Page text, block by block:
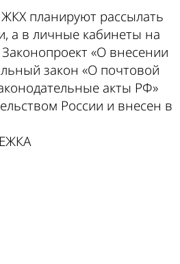
планируют рассылать
а в личные кабинеты на
Законопроект «О внесении
закон «О почтовой
акты РФ»
России и внесен в